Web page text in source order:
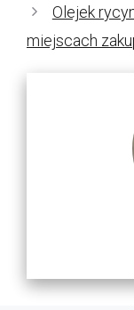
Olejek
miejscach